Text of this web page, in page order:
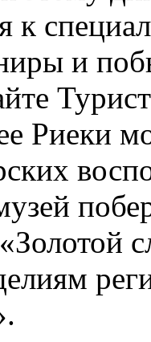
к
и
Риеки